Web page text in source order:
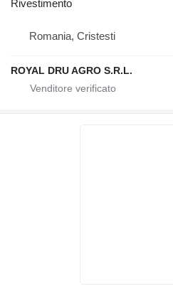
Rivestimento
Romania, Cristesti
ROYAL DRU AGRO S.R.L.